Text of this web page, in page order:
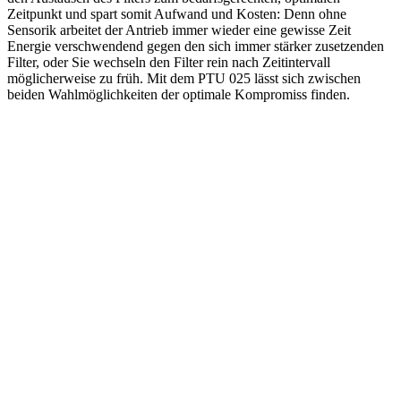
Zeitpunkt und spart somit Aufwand und Kosten: Denn ohne
Sensorik arbeitet der Antrieb immer wieder eine gewisse Zeit
Energie verschwendend gegen den sich immer stärker zusetzenden
Filter, oder Sie wechseln den Filter rein nach Zeitintervall
möglicherweise zu früh. Mit dem PTU 025 lässt sich zwischen
beiden Wahlmöglichkeiten der optimale Kompromiss finden.